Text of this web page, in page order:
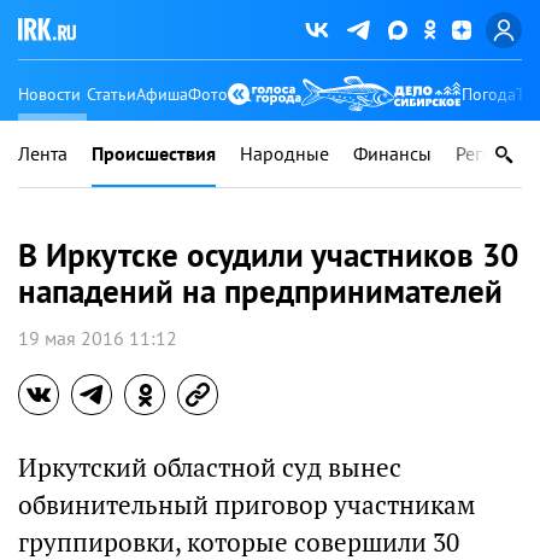
Новости СтатьиАфишаФото Погода
Лента Происшествия Народные Финансы Регионы
В Иркутске осудили участников 30
нападений на предпринимателей
19 мая 2016 11:12
Иркутский областной суд вынес
обвинительный приговор участникам
группировки, которые совершили 30